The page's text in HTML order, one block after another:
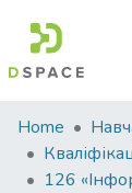
Communities
&
Collections
Home